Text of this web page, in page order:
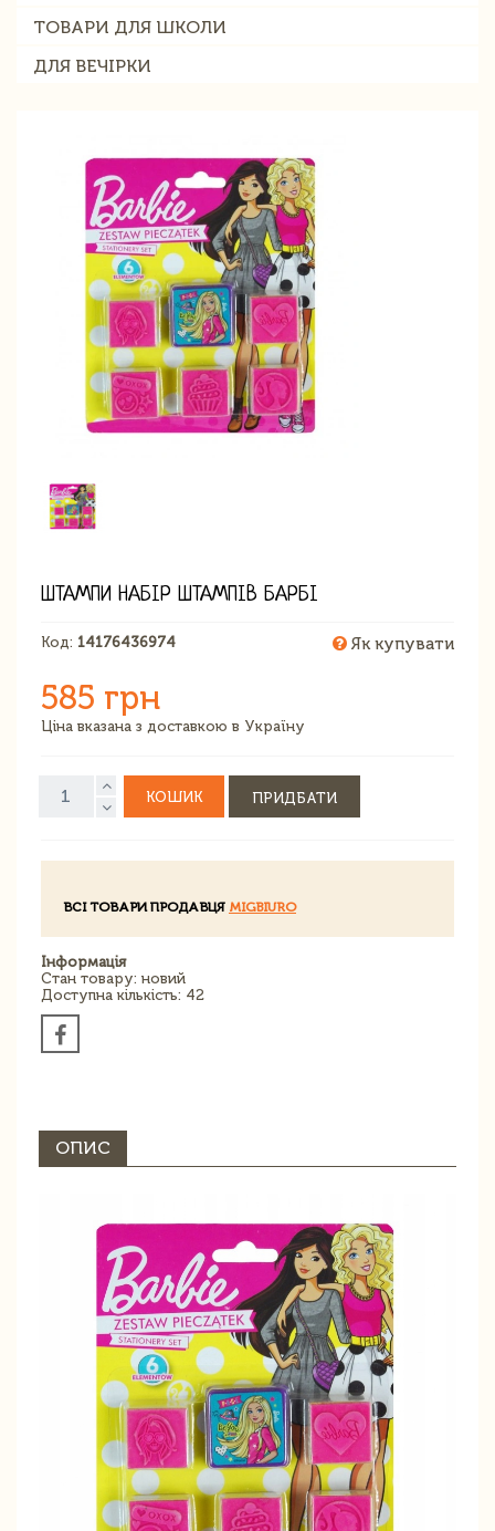
ТОВАРИ ДЛЯ ШКОЛИ
ДЛЯ ВЕЧІРКИ
ШТАМПИ НАБІР ШТАМПІВ БАРБІ
Код: 14176436974 Як купувати
585 грн
Ціна вказана з доставкою в Україну
КОШИК ПРИДБАТИ
ВСІ ТОВАРИ ПРОДАВЦЯ MIGBIURO
Інформація
Стан товару: новий
Доступна кількість: 42
ОПИС